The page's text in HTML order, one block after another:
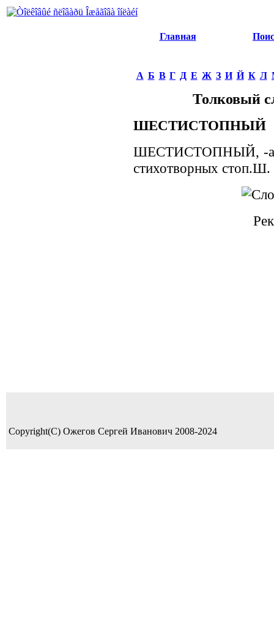
Главная
А Б В Г Д Е Ж З И Й К Л
Толковый
ШЕСТИСТОПНЫЙ
ШЕСТИСТОПНЫЙ, -ая,
стихотворных стоп.Ш.
Copyright(C) Ожегов Сергей Иванович 2008-2024